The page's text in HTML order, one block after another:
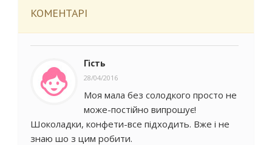
КОМЕНТАРІ
Гість
28/04/2016
Моя мала без солодкого просто не
може-постійно випрошує!
Шоколадки, конфети-все підходить. Вже і не
знаю шо з цим робити.